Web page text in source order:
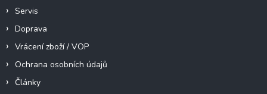
Servis
Doprava
Vrácení zboží / VOP
Ochrana osobních údajů
Články